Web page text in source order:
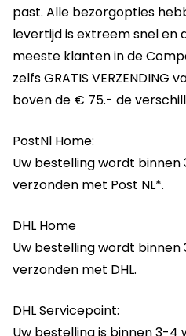
past. Alle bezorgopties
levertijd is extreem snel en
meeste klanten in de
zelfs GRATIS
boven de € 75.- de
PostNl Home:
Uw bestelling wordt
verzonden met Post NL*.
DHL Home
Uw bestelling wordt
verzonden met DHL.
DHL Servicepoint: